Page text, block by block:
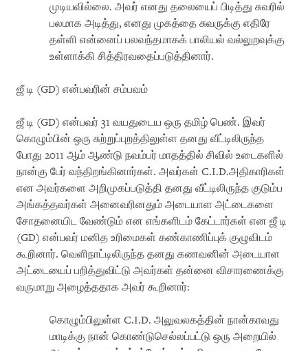
முடியவில்லை. அவர் எனது தலையைப் பிடித்து சுவரில்
பலமாக அடித்து, எனது முகத்தை சுவருக்கு எதிரே
தள்ளி என்னைப் பலவந்தமாகக் பாலியல் வல்லுறவுக்கு
உள்ளாக்கி சித்திரவதைப்படுத்தினார்.
ஜீ டி (GD) என்பவரின் சம்பவம்
ஜீ டி (GD) என்பவர் 31 வயதுடைய ஒரு தமிழ் பெண். இவர்
கொழும்பின் ஒரு சுற்றுப்புறத்திலுள்ள தனது வீட்டிலிருந்த
போது 2011 ஆம் ஆண்டு நவம்பர் மாதத்தில் சிவில் உடைகளில்
நான்கு பேர் வந்திறங்கினார்கள். அவர்கள் C.I.D.அதிகாரிகள்
என அவர்களை அறிமுகப்படுத்தி தனது வீட்டிலிருந்த குடும்ப
அங்கத்தவர்கள் அனைவரினதும் அடையாள அட்டைகளை
சோதனையிட வேண்டும் என எங்களிடம் கேட்டார்கள் என ஜீ டி
(GD) என்பவர் மனித உரிமைகள் கண்காணிப்புக் குழுவிடம்
கூறினார். வெளிநாட்டிலிருந்த தனது கணவனின் அடையாள
அட்டையைப் பறித்துவிட்டு அவர்கள் தன்னை விசாரணைக்கு
வருமாறு அழைத்ததாக அவர் கூறினார்:
கொழும்பிலுள்ள C.I.D. அலுவலகத்தின் நான்காவது
மாடிக்கு நான் கொண்டுசெல்லப்பட்டு ஒரு அறையில்